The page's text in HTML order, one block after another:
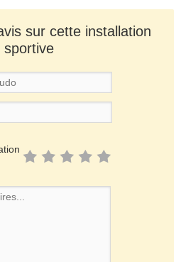
sur cette installation
sportive